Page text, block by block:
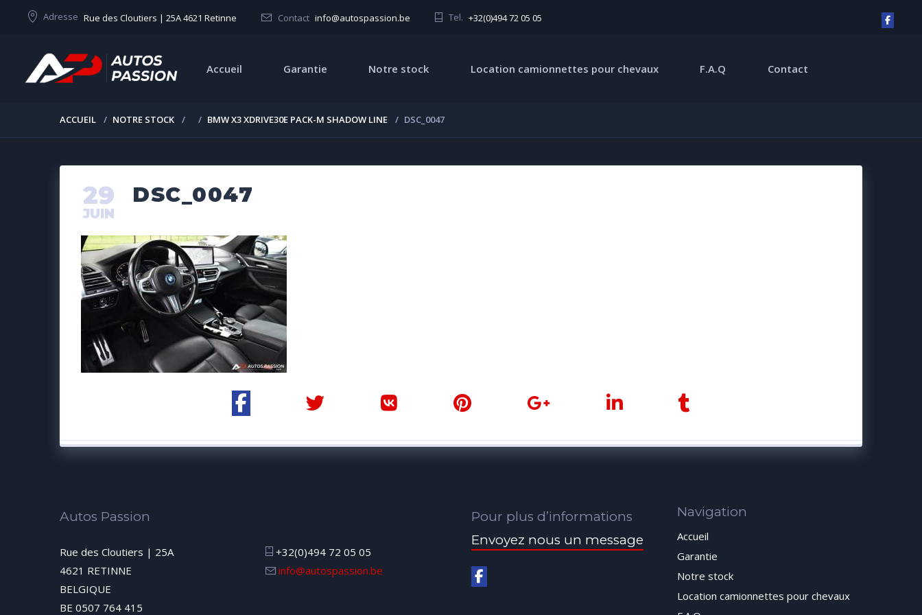
Adresse Rue des Cloutiers | 25A 4621 Retinne Contact info@autospassion.be Tel. +32(0)494 72 05 05
Accueil Garantie Notre stock Location camionnettes pour chevaux F.A.Q Contact
ACCUEIL NOTRE STOCK BMW X3 XDRIVE30E PACK-M SHADOW LINE DSC_0047
DSC_0047
29
JUIN
Autos Passion
Rue des Cloutiers | 25A
4621 RETINNE
BELGIQUE
BE 0507 764 415
+32(0)494 72 05 05
info@autospassion.be
Pour plus d’informations
Envoyez nous un message
Navigation
Accueil
Garantie
Notre stock
Location camionnettes pour chevaux